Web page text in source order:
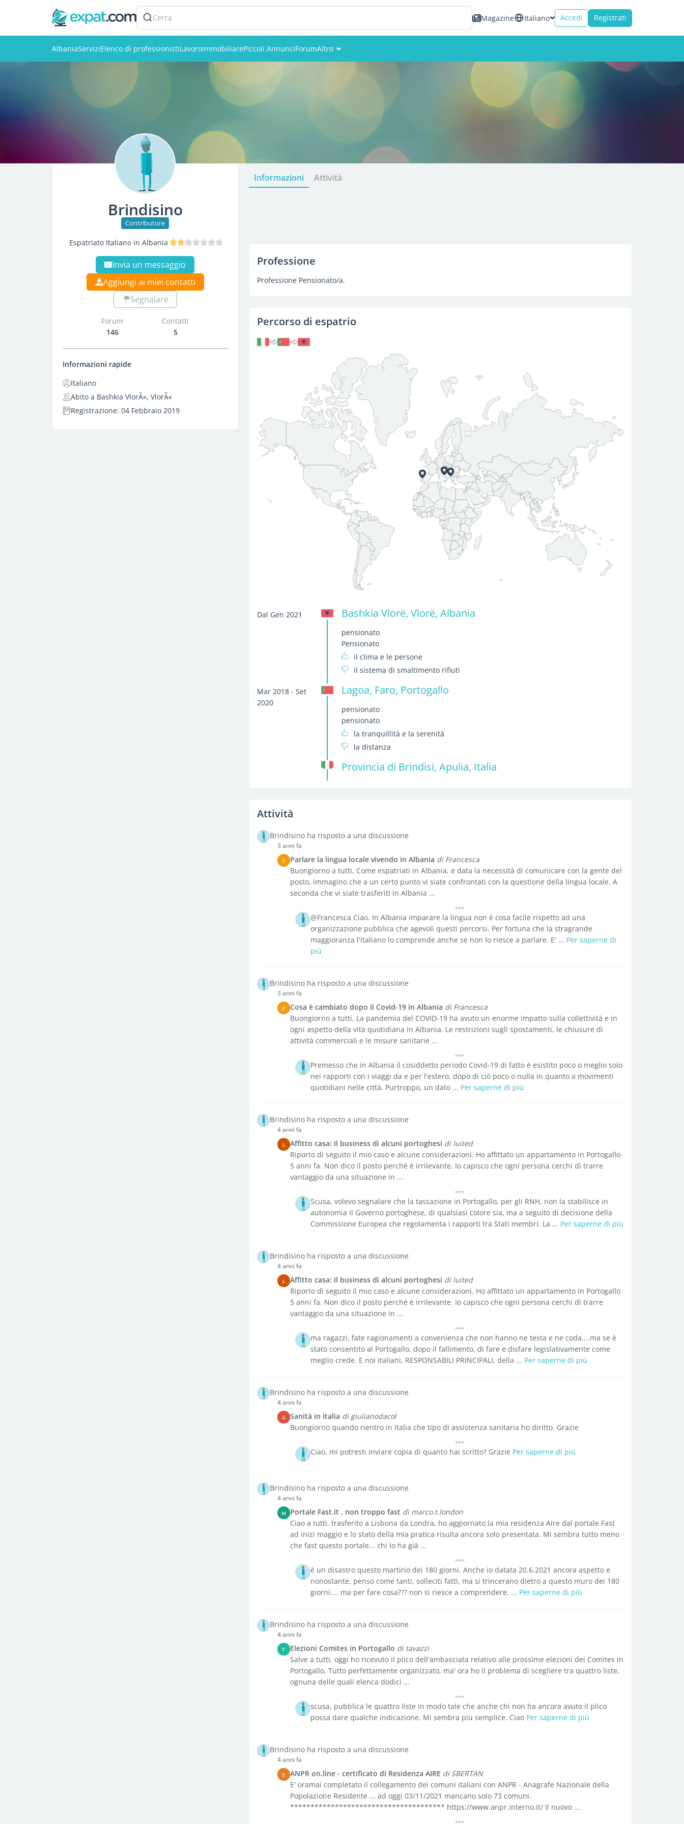
Cerca Magazine Italiano Accedi Registrati
AlbaniaServiziElenco di professionistiLavoroImmobiliarePiccoli AnnunciForumAltro
Brindisino
Contributore
Espatriato Italiano in Albania
Invia un messaggio
Aggiungi ai miei contatti
Segnalare
Forum
146
Contatti
5
Informazioni rapide
Italiano
Abito a Bashkia VlorÃ«, VlorÃ«
Registrazione: 04 Febbraio 2019
Informazioni Attività
Professione
Professione Pensionato/a.
Percorso di espatrio
Dal Gen 2021 Bashkia Vlorë, Vlorë, Albania
pensionato
Pensionato
il clima e le persone
il sistema di smaltimento rifiuti
Mar 2018 - Set
2020
Lagoa, Faro, Portogallo
pensionato
pensionato
la tranquillità e la serenità
la distanza
Provincia di Brindisi, Apulia, Italia
Attività
Brindisino ha risposto a una discussione
3 anni fa
F Parlare la lingua locale vivendo in Albania di Francesca
Buongiorno a tutti, Come espatriati in Albania, e data la necessità di comunicare con la gente del
posto, immagino che a un certo punto vi siate confrontati con la questione della lingua locale. A
seconda che vi siate trasferiti in Albania ...
@Francesca Ciao. In Albania imparare la lingua non è cosa facile rispetto ad una
organizzazione pubblica che agevoli questi percorsi. Per fortuna che la stragrande
maggioranza l'italiano lo comprende anche se non lo riesce a parlare. E' ... Per saperne di
più
Brindisino ha risposto a una discussione
3 anni fa
F Cosa è cambiato dopo il Covid-19 in Albania di Francesca
Buongiorno a tutti, La pandemia del COVID-19 ha avuto un enorme impatto sulla collettività e in
ogni aspetto della vita quotidiana in Albania. Le restrizioni sugli spostamenti, le chiusure di
attività commerciali e le misure sanitarie ...
Premesso che in Albania il cosiddetto periodo Covid-19 di fatto è esistito poco o meglio solo
nei rapporti con i viaggi da e per l'estero, dopo di ciò poco o nulla in quanto a movimenti
quotidiani nelle città. Purtroppo, un dato ... Per saperne di più
Brindisino ha risposto a una discussione
4 anni fa
L Affitto casa: Il business dì alcuni portoghesi di luited
Riporto dì seguito il mio caso e alcune considerazioni. Ho affittato un appartamento in Portogallo
5 anni fa. Non dico il posto perché è irrilevante. Io capisco che ogni persona cerchi dì trarre
vantaggio da una situazione in ...
Scusa, volevo segnalare che la tassazione in Portogallo, per gli RNH, non la stabilisce in
autonomia il Governo portoghese, di qualsiasi colore sia, ma a seguito di decisione della
Commissione Europea che regolamenta i rapporti tra Stati membri. La ... Per saperne di più
Brindisino ha risposto a una discussione
4 anni fa
L Affitto casa: Il business dì alcuni portoghesi di luited
Riporto dì seguito il mio caso e alcune considerazioni. Ho affittato un appartamento in Portogallo
5 anni fa. Non dico il posto perché è irrilevante. Io capisco che ogni persona cerchi dì trarre
vantaggio da una situazione in ...
ma ragazzi, fate ragionamenti a convenienza che non hanno ne testa e ne coda....ma se è
stato consentito al Portogallo, dopo il fallimento, di fare e disfare legislativamente come
meglio crede. E noi italiani, RESPONSABILI PRINCIPALI, della ... Per saperne di più
Brindisino ha risposto a una discussione
4 anni fa
G Sanità in italia di giulianodacol
Buongiorno quando rientro in Italia che tipo di assistenza sanitaria ho diritto. Grazie
Ciao, mi potresti inviare copia di quanto hai scritto? Grazie Per saperne di più
Brindisino ha risposto a una discussione
4 anni fa
M Portale Fast.it , non troppo fast di marco.t.london
Ciao a tutti, trasferito a Lisbona da Londra, ho aggiornato la mia residenza Aire dal portale Fast
ad inizi maggio e lo stato della mia pratica risulta ancora solo presentata. Mi sembra tutto meno
che fast questo portale... chi lo ha già ...
è un disastro questo martirio dei 180 giorni. Anche io datata 20.6.2021 ancora aspetto e
nonostante, penso come tanti, solleciti fatti, ma si trincerano dietro a questo muro dei 180
giorni.... ma per fare cosa??? non si riesce a comprendere. ... Per saperne di più
Brindisino ha risposto a una discussione
4 anni fa
T Elezioni Comites in Portogallo di tavazzi
Salve a tutti, oggi ho ricevuto il plico dell'ambasciata relativo alle prossime elezioni dei Comites in
Portogallo. Tutto perfettamente organizzato, ma' ora ho il problema di scegliere tra quattro liste,
ognuna delle quali elenca dodici ...
scusa, pubblica le quattro liste in modo tale che anche chi non ha ancora avuto il plico
possa dare qualche indicazione. Mi sembra più semplice. Ciao Per saperne di più
Brindisino ha risposto a una discussione
4 anni fa
S ANPR on.line - certificato di Residenza AIRE di SBERTAN
E' oramai completato il collegamento dei comuni italiani con ANPR - Anagrafe Nazionale della
Popolazione Residente ... ad oggi 03/11/2021 mancano solo 73 comuni.
************************************** https://www.anpr.interno.it/ Il nuovo ...